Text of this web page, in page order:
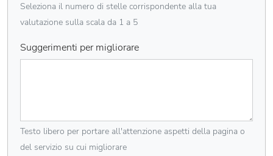
Seleziona il numero di stelle corrispondente alla tua
valutazione sulla scala da 1 a 5
Suggerimenti per migliorare
Testo libero per portare all'attenzione aspetti della pagina o
del servizio su cui migliorare